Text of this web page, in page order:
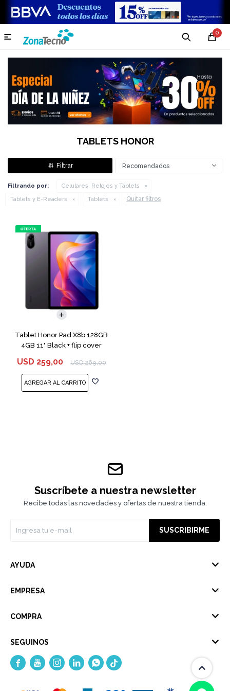
0

TABLETS HONOR
Recomendados
Filtrando por:
Celulares, Relojes y Tablets
Tablets y E-Readers
Tablets Quitar filtros
Tablet Honor Pad X8b 128GB
4GB 11" Black + flip cover
USD 259,00 USD 269,00
Suscríbete a nuestra newsletter
Recibe todas las novedades y ofertas de nuestra tienda.
SUSCRIBIRME
AYUDA
EMPRESA
COMPRA
SEGUINOS
    